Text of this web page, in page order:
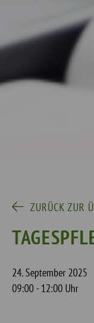
ZURÜCK ZUR
24. September 2025
09:00 - 12:00 Uhr